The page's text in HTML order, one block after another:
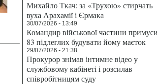
Михайло Ткач: за «Трухою» стирчать
вуха Арахамії і Єрмака
30/07/2026 - 13:49
Командир військової частини
83 підлеглих будувати йому маєток
29/07/2026 - 21:38
Прокурор знімав інтимне відео у
службовому кабінеті і розсилав
співробітницям суду